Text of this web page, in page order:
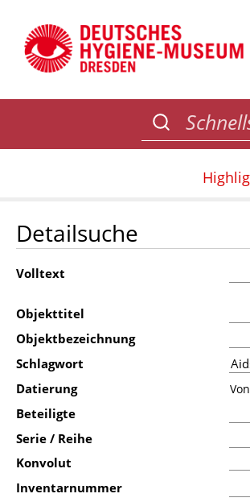
Detailsuche
Volltext
Objekttitel
Objektbezeichnung
Schlagwort
Datierung
Beteiligte
Serie / Reihe
Konvolut
Inventarnummer